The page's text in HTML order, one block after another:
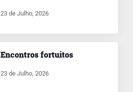
23 de Julho, 2026
Encontros fortuitos
23 de Julho, 2026